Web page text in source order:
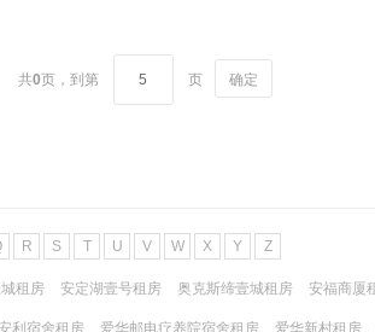
共0页， 到第 页 确定
R S T U V W X Y Z
租房 安定湖壹号租房 奥克斯缔壹城租房 安福商厦
利宿舍租房 爱华邮电疗养院宿舍租房 爱华新村租房